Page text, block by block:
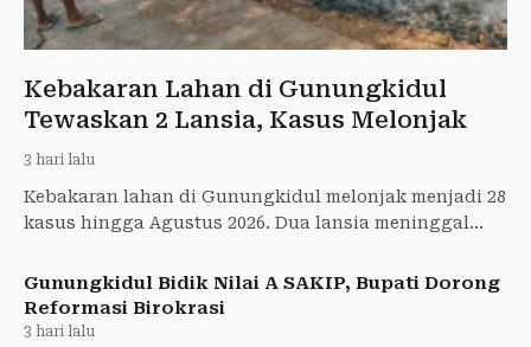
Kebakaran Lahan di Gunungkidul
Tewaskan 2 Lansia, Kasus Melonjak
3 hari lalu
Kebakaran lahan di Gunungkidul melonjak menjadi 28
kasus hingga Agustus 2026. Dua lansia meninggal
Gunungkidul Bidik Nilai A SAKIP, Bupati Dorong
Reformasi Birokrasi
3 hari lalu